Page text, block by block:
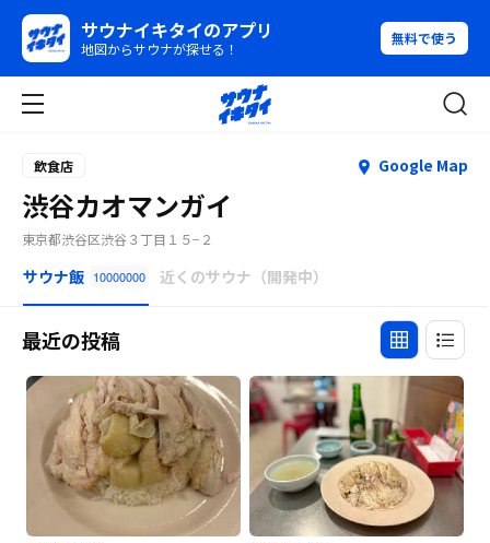
サウナイキタイのアプリ
地図からサウナが探せる！
無料で使う
飲食店 Google Map
渋谷カオマンガイ
東京都渋谷区渋谷３丁目１５−２
サウナ飯 10000000 近くのサウナ（開発中）
最近の投稿